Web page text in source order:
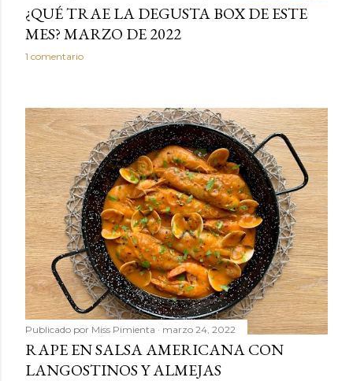
¿QUÉ TRAE LA DEGUSTA BOX DE ESTE
MES? MARZO DE 2022
1 comentario
Publicado por Miss Pimienta marzo 24, 2022
RAPE EN SALSA AMERICANA CON
LANGOSTINOS Y ALMEJAS